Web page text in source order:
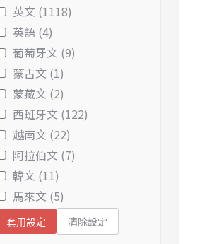
英文 (1118)
英語 (4)
葡萄牙文 (9)
蒙古文 (1)
蒙藏文 (2)
西班牙文 (122)
越南文 (22)
阿拉伯文 (7)
韓文 (11)
馬來文 (5)
套用設定 清除設定